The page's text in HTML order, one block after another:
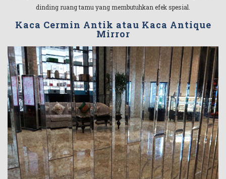
dinding ruang tamu yang membutuhkan efek spesial.
Kaca Cermin Antik atau Kaca Antique
Mirror